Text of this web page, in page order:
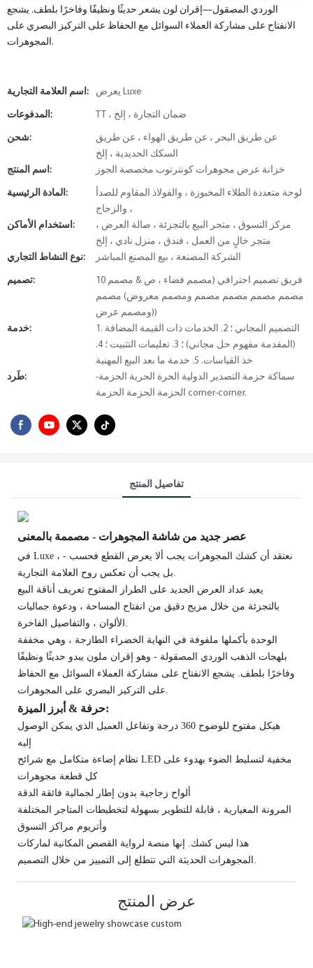
الوردي المصقول—إقران لون يشعر حديثًا ونظيفًا وفاخرًا بلطف. يشجع
الانفتاح على مشاركة العملاء السوائل مع الحفاظ على التركيز البصري على
المجوهرات.
اسم العلامة التجارية: يعرض Luxe
المدفوعات: TT ، ضمان التجارة ، إلخ
شحن:
عن طريق البحر ، عن طريق الهواء ، عن طريق
السكك الحديدية ، إلخ
اسم المنتج:
خزانة عرض مجوهرات كونترتوب مخصصة الجوز
المادة الرئيسية:
لوحة متعددة الطلاء المخبوزة ، والفولاذ المقاوم للصدأ
، والزجاج
استخدام الأماكن:
مركز التسوق ، متجر البيع بالتجزئة ، صالة العرض ،
متجر خالٍ من العمل ، فندق ، منزل نادي ، إلخ
نوع النشاط التجاري:
الشركة المصنعة ، بيع المصنع المباشر
تصميم:
10 فريق تصميم احترافي (مصمم فضاء ، ص & مصمم
مصمم مصمم مصمم مصمم ومصمم معروض) مصمم
ومصمم عرض))
خدمة:
1. التصميم المجاني ؛ 2. الخدمات ذات القيمة المضافة
(المقدمة مفهوم حل مجاني) ؛ 3. تعليمات التثبيت ؛ 4.
خذ القياسات. 5. خدمة ما بعد البيع المهنية
طَرد:
سماكة حزمة التصدير الدولية الحرة الحرية الحزمة-
الحزمة الحزمة الحزمة corner-corner.
تفاصيل المنتج
عصر جديد من شاشة المجوهرات - مصممة بالمعنى
في Luxe ، نعتقد أن كشك المجوهرات يجب ألا يعرض القطع فحسب -
بل يجب أن تعكس روح العلامة التجارية.
يعيد عداد العرض الجديد على الطراز المفتوح تعريف أناقة البيع
بالتجزئة من خلال مزيج دقيق من انفتاح المساحة ، ودعوة جماليات
الألوان ، والتفاصيل الفاخرة.
الوحدة بأكملها ملفوفة في النهاية الخضراء الطازجة ، وهي مخففة
بلهجات الذهب الوردي المصقولة - وهو إقران ملون يبدو حديثًا ونظيفًا
وفاخرًا بلطف. يشجع الانفتاح على مشاركة العملاء السوائل مع الحفاظ
على التركيز البصري على المجوهرات.
حرفة & أبرز الميزة:
هيكل مفتوح للوضوح 360 درجة وتفاعل العميل الذي يمكن الوصول
إليه
نظام إضاءة متكامل مع شرائح LED مخفية لتسليط الضوء بهدوء على
ألواح زجاجية بدون إطار لجمالية فائقة الدقة
المرونة المعيارية ، قابلة للتطوير بسهولة لتخطيطات المتاجر المختلفة
وأتريوم مراكز التسوق
هذا ليس كشك. إنها منصة لرواية القصص المكانية لماركات
المجوهرات الحديثة التي تتطلع إلى التمييز من خلال التصميم.
عرض المنتج